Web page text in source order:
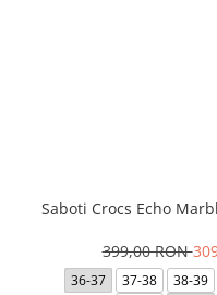
Saboti Crocs Echo
399,00 RON
36-37 37-38 38-39